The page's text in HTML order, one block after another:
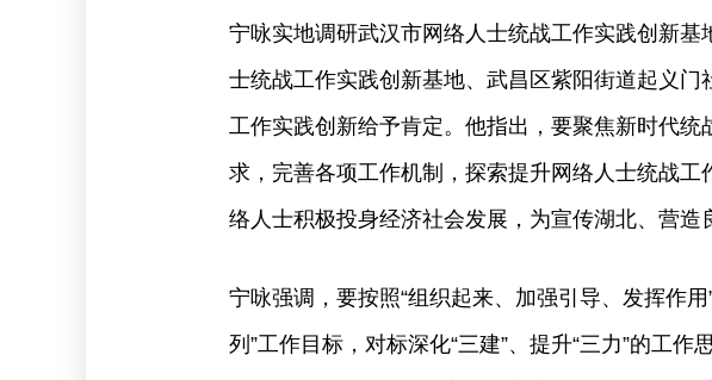
宁咏实地调研武汉市网络人士统战工作实践创新基
士统战工作实践创新基地、武昌区紫阳街道起义
工作实践创新给予肯定。他指出，要聚焦新时代
求，完善各项工作机制，探索提升网络人士统战工
络人士积极投身经济社会发展，为宣传湖北、营造
宁咏强调，要按照“组织起来、加强引导、发挥作
列”工作目标，对标深化“三建”、提升“三力”的工